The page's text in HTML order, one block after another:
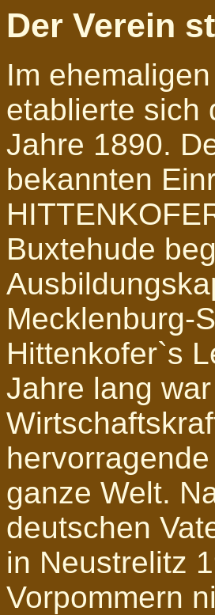
Der Verein
Im
etablierte sich
Jahre 1890.
bekannten
Buxtehude
Mecklenburg-
Hittenkofer`s
Jahre lang
ganze Welt.
deutschen
in Neustrelitz
Vorpommern